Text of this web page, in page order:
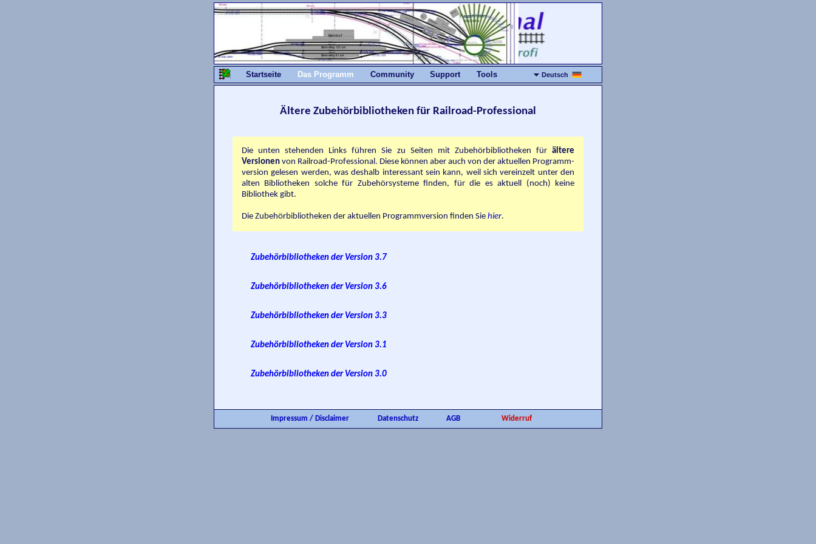
Startseite Das Programm Community Support Tools Deutsch
Ältere Zubehörbibliotheken für Railroad-Professional
Die unten stehenden Links führen Sie zu Seiten mit Zubehörbibliotheken für ältere
Versionen von Railroad-Professional. Diese können aber auch von der aktuellen Programm­
version gelesen werden, was deshalb interessant sein kann, weil sich vereinzelt unter den
alten Bibliotheken solche für Zubehörsysteme finden, für die es aktuell (noch) keine
Bibliothek gibt.
Die Zubehörbibliotheken der aktuellen Programm­version finden Sie hier.
Zubehörbibliotheken der Version 3.7
Zubehörbibliotheken der Version 3.6
Zubehörbibliotheken der Version 3.3
Zubehörbibliotheken der Version 3.1
Zubehörbibliotheken der Version 3.0
Impressum / Disclaimer Datenschutz AGB Widerruf